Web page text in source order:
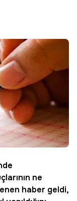
ne
haber geldi,